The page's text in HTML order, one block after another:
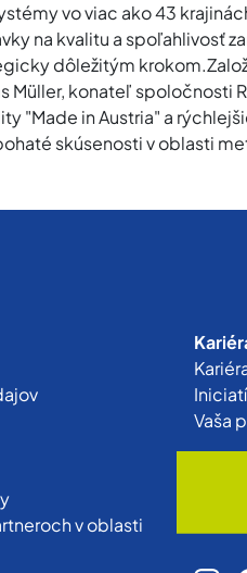
vo viac ako 43
na kvalitu a spoľahlivosť
dôležitým
konateľ spoločnosti
"Made in Austria" a
skúsenosti v oblasti
v oblasti
Vaša